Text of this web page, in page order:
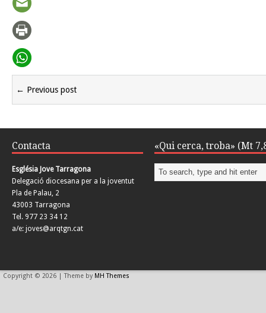
← Previous post
Contacta
Església Jove Tarragona
Delegació diocesana per a la joventut
Pla de Palau, 2
43003 Tarragona
Tel. 977 23 34 12
a/e: joves@arqtgn.cat
«Qui cerca, troba» (Mt
Copyright © 2026 | Theme by MH Themes